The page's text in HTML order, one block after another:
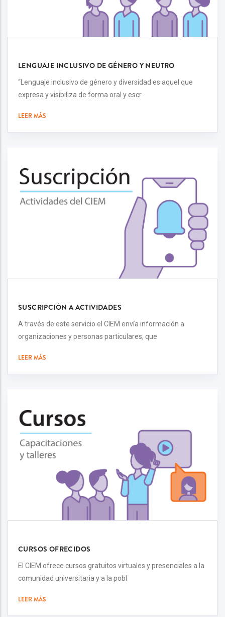
LENGUAJE INCLUSIVO DE GÉNERO Y NEUTRO
“Lenguaje inclusivo de género y diversidad es aquel que
expresa y visibiliza de forma oral y escr
LEER MÁS
SUSCRIPCIÓN A ACTIVIDADES
A través de este servicio el CIEM envía información a
organizaciones y personas particulares, que
LEER MÁS
CURSOS OFRECIDOS
El CIEM ofrece cursos gratuitos virtuales y presenciales a la
comunidad universitaria y a la pobl
LEER MÁS